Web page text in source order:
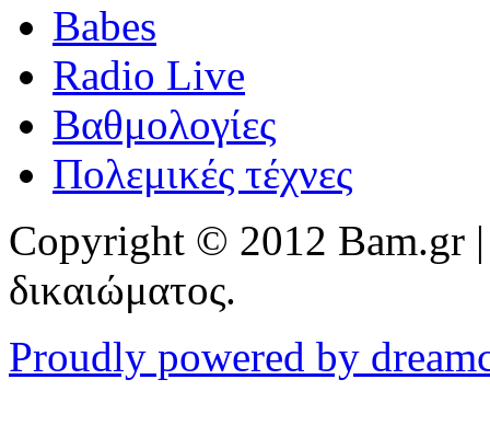
Babes
Radio Live
Βαθμολογίες
Πολεμικές τέχνες
Copyright © 2012 Bam.gr |
δικαιώματος.
Proudly powered by